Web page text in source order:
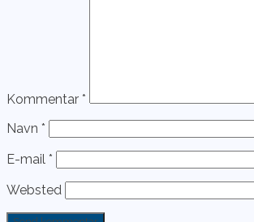
Kommentar *
Navn *
E-mail *
Websted